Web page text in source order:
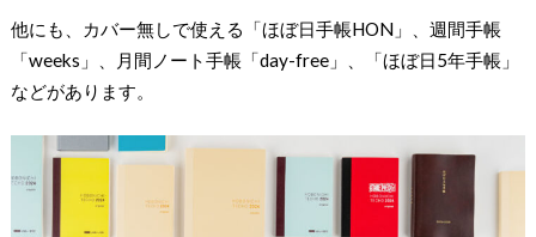
他にも、カバー無しで使える「ほぼ日手帳HON」、週間手帳
「weeks」、月間ノート手帳「day-free」、「ほぼ日5年手帳」
などがあります。